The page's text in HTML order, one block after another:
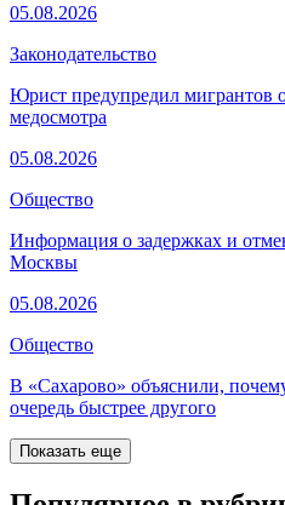
05.08.2026
Законодательство
Юрист предупредил мигрантов
медосмотра
05.08.2026
Общество
Информация о задержках и
Москвы
05.08.2026
Общество
В «Сахарово» объяснили,
очередь быстрее другого
Показать еще